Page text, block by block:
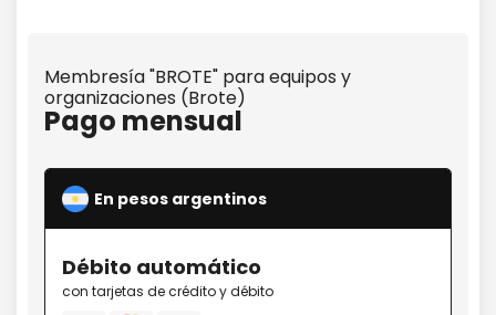
Membresía "BROTE" para equipos y
organizaciones (Brote)
Pago mensual
En pesos argentinos
Débito automático
con tarjetas de crédito y débito